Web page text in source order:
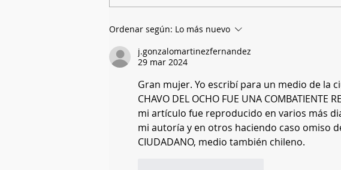
Ordenar según: Lo más nuevo
j.gonzalomartinezfernandez
29 mar 2024
Gran mujer. Yo escribí para un medio de la
CHAVO DEL OCHO FUE UNA COMBATIENTE
mi artículo fue reproducido en varios más
mi autoría y en otros haciendo caso omiso
CIUDADANO, medio también chileno.